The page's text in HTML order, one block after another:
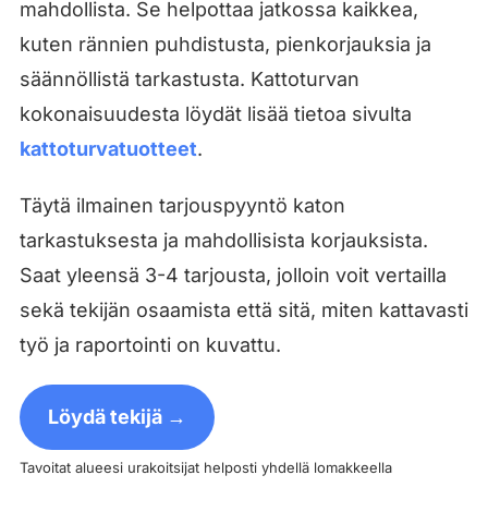
mahdollista. Se helpottaa jatkossa kaikkea,
kuten rännien puhdistusta, pienkorjauksia ja
säännöllistä tarkastusta. Kattoturvan
kokonaisuudesta löydät lisää tietoa sivulta
kattoturvatuotteet.
Täytä ilmainen tarjouspyyntö katon
tarkastuksesta ja mahdollisista korjauksista.
Saat yleensä 3-4 tarjousta, jolloin voit vertailla
sekä tekijän osaamista että sitä, miten kattavasti
työ ja raportointi on kuvattu.
Löydä tekijä →
Tavoitat alueesi urakoitsijat helposti yhdellä lomakkeella